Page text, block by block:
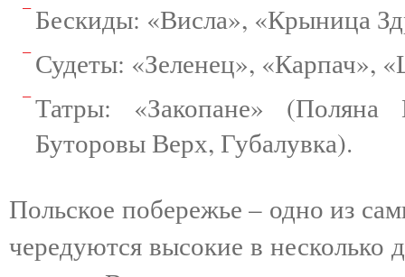
Бескиды: «Висла», «Крыница
Судеты: «Зеленец», «Карпач»,
Татры: «Закопане»
Буторовы Верх, Губалувка).
Польское побережье – одно из
чередуются высокие в несколько